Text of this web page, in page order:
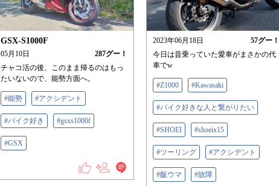
GSX-S1000F
05月10日 287グー！
チャコ活の後、このまま帰るのはもっ
たいないので、能勢方面へ。
#能勢 #アクシデント
#バイク好き #gsxs1000f
#GSX
2023年06月18日 57グー！
今日は昔乗っていた愛車がまさかの代
車でw
#Z1000 #Kawasaki
#バイク好きな人と繋がりたい
#SHOEI #shoeix15
#ツーリング #アクシデント
#飯ウマ #故障